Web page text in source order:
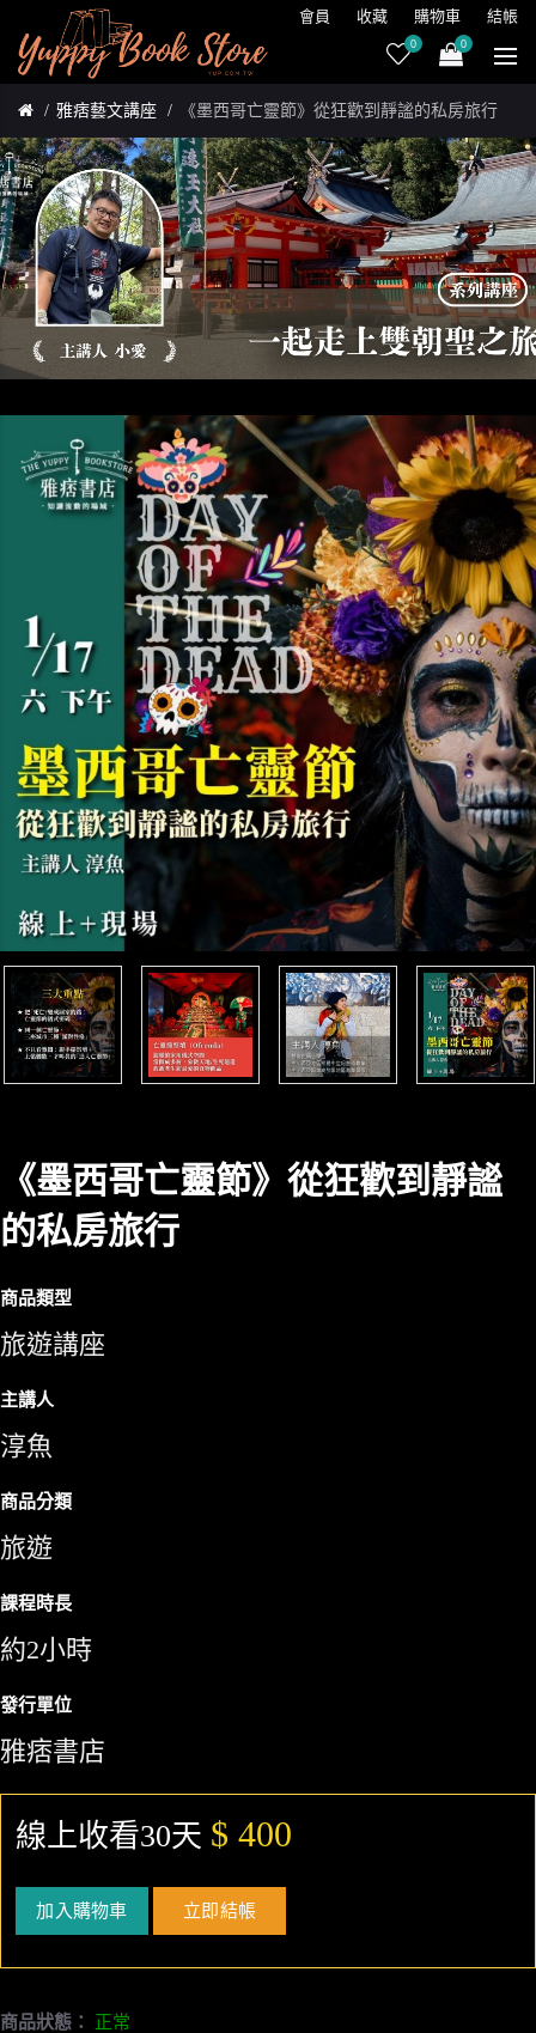
會員 收藏 購物車 結帳
0 0
雅痞藝文講座 《墨西哥亡靈節》從狂歡到靜謐的私房旅行
《墨西哥亡靈節》從狂歡到靜謐
的私房旅行
商品類型
旅遊講座
主講人
淳魚
商品分類
旅遊
課程時長
約2小時
發行單位
雅痞書店
線上收看30天 $ 400
加入購物車 立即結帳
商品狀態： 正常